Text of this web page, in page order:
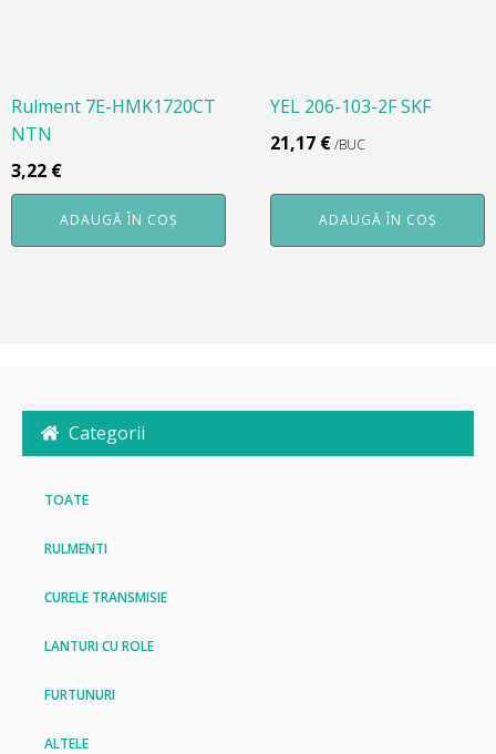
Categorii
TOATE
RULMENTI
CURELE TRANSMISIE
LANTURI CU ROLE
FURTUNURI
ALTELE
Rulment 7E-HMK1720CT
NTN
3,22 €
ADAUGĂ ÎN COȘ
YEL 206-103-2F SKF
21,17 €/BUC
ADAUGĂ ÎN COȘ